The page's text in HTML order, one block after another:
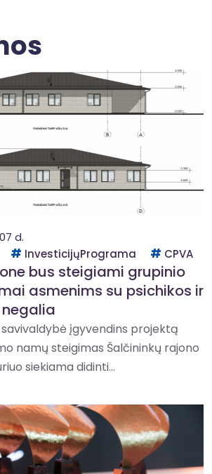
d.
InvesticijųPrograma CPVA
bus steigiami grupinio
asmenims su psichikos ir
įgyvendins projektą
namų steigimas Šalčininkų rajono
siekiama didinti...